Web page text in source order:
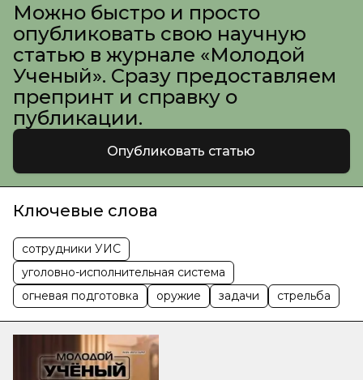
Можно быстро и просто
опубликовать свою научную
статью в журнале «Молодой
Ученый». Сразу предоставляем
препринт и справку о
публикации.
Опубликовать статью
Ключевые слова
сотрудники УИС
уголовно-исполнительная система
огневая подготовка
оружие задачи стрельба